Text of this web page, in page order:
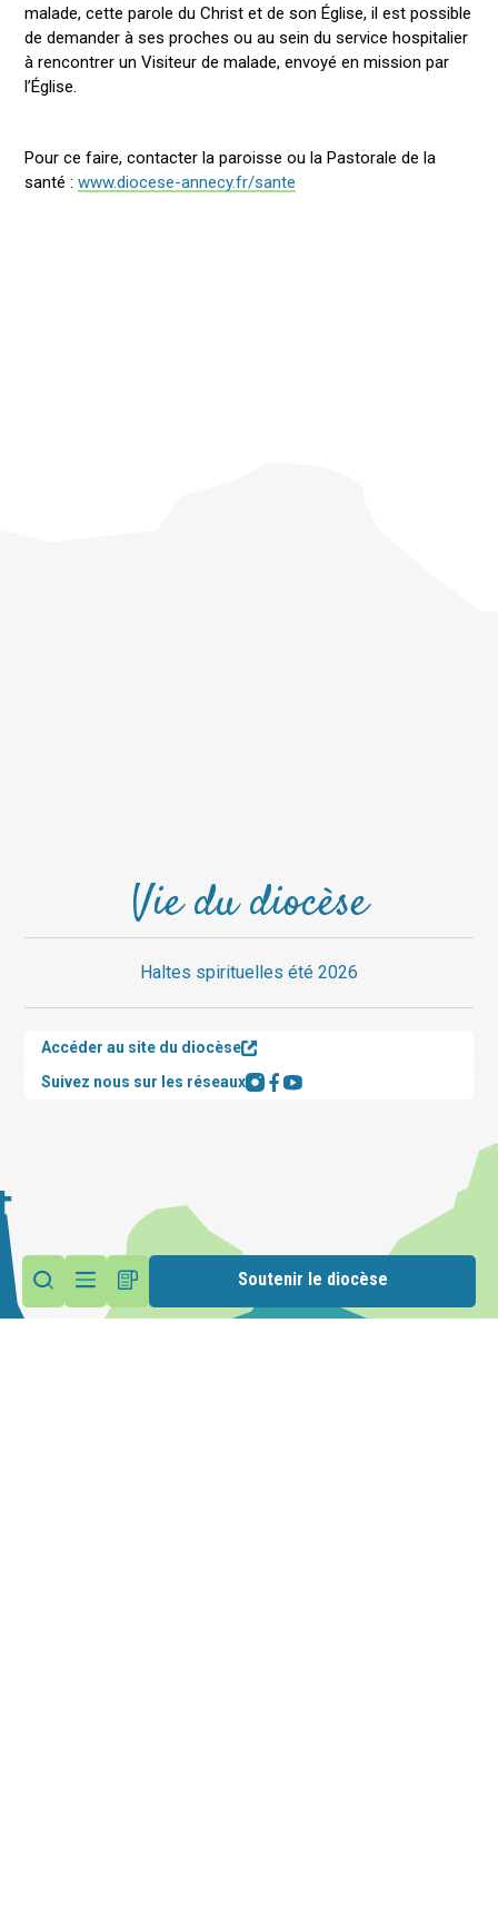
Soutenir le diocèse
malade, cette parole du Christ et de son Église, il est possible
de demander à ses proches ou au sein du service hospitalier
à rencontrer un Visiteur de malade, envoyé en mission par
l’Église.
Pour ce faire, contacter la paroisse ou la Pastorale de la
santé :www.diocese-annecy.fr/sante
Vie du diocèse
Haltes spirituelles été 2026
Accéder au site du diocèse
Suivez nous sur les réseaux